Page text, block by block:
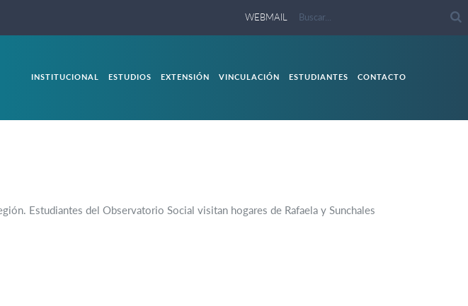
WEBMAIL
INSTITUCIONAL ESTUDIOS EXTENSIÓN VINCULACIÓN ESTUDIANTES CONTACTO
Estudiantes del Observatorio Social visitan hogares de Rafaela y Sunchales